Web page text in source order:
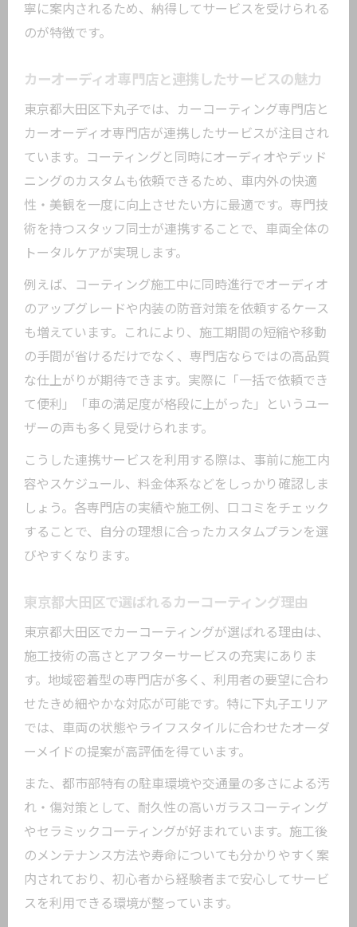
寧に案内されるため、納得してサービスを受けられる
のが特徴です。
カーオーディオ専門店と連携したサービスの魅力
東京都大田区下丸子では、カーコーティング専門店と
カーオーディオ専門店が連携したサービスが注目され
ています。コーティングと同時にオーディオやデッド
ニングのカスタムも依頼できるため、車内外の快適
性・美観を一度に向上させたい方に最適です。専門技
術を持つスタッフ同士が連携することで、車両全体の
トータルケアが実現します。
例えば、コーティング施工中に同時進行でオーディオ
のアップグレードや内装の防音対策を依頼するケース
も増えています。これにより、施工期間の短縮や移動
の手間が省けるだけでなく、専門店ならではの高品質
な仕上がりが期待できます。実際に「一括で依頼でき
て便利」「車の満足度が格段に上がった」というユー
ザーの声も多く見受けられます。
こうした連携サービスを利用する際は、事前に施工内
容やスケジュール、料金体系などをしっかり確認しま
しょう。各専門店の実績や施工例、口コミをチェック
することで、自分の理想に合ったカスタムプランを選
びやすくなります。
東京都大田区で選ばれるカーコーティング理由
東京都大田区でカーコーティングが選ばれる理由は、
施工技術の高さとアフターサービスの充実にありま
す。地域密着型の専門店が多く、利用者の要望に合わ
せたきめ細やかな対応が可能です。特に下丸子エリア
では、車両の状態やライフスタイルに合わせたオーダ
ーメイドの提案が高評価を得ています。
また、都市部特有の駐車環境や交通量の多さによる汚
れ・傷対策として、耐久性の高いガラスコーティング
やセラミックコーティングが好まれています。施工後
のメンテナンス方法や寿命についても分かりやすく案
内されており、初心者から経験者まで安心してサービ
スを利用できる環境が整っています。